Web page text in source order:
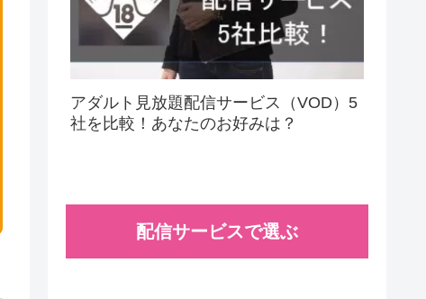
アダルト見放題配信サービス（VOD）5
社を比較！あなたのお好みは？
配信サービスで選ぶ